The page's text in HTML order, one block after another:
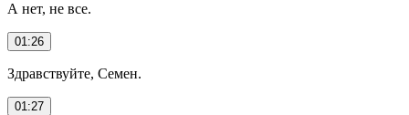
А нет, не все.
01:26
Здравствуйте, Семен.
01:27